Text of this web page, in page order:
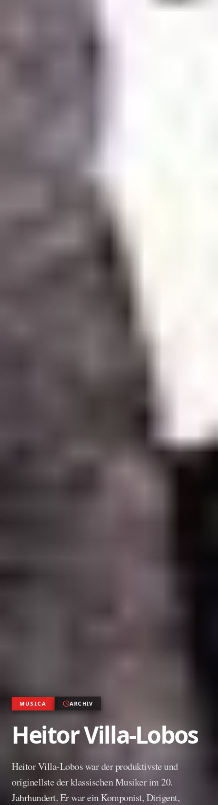
MUSICA ARCHIV
Heitor Villa-Lobos
Heitor Villa-Lobos war der produktivste und
originellste der klassischen Musiker im 20.
Jahrhundert. Er war ein Komponist, Dirigent,